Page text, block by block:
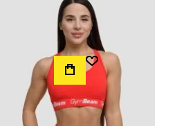
Додати до Списку Бажань